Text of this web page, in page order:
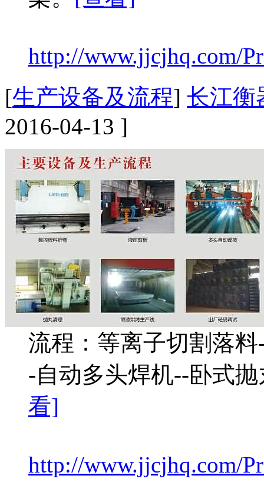
http://www.jjcjhq.com/
[生产设备及流程] 长江衡
2016-04-13 ]
流程：等离子切割落
-自动多头焊机--卧式
看]
http://www.jjcjhq.com/